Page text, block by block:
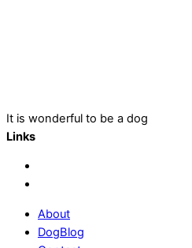
It is wonderful to be a dog
Links
About
DogBlog